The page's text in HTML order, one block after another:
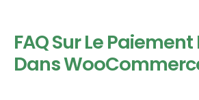
FAQ Sur Le
Dans